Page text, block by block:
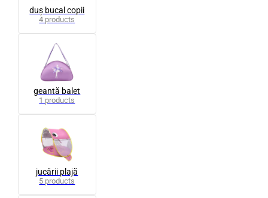
duș bucal copii
4 products
geantă balet
1 products
jucării plajă
5 products